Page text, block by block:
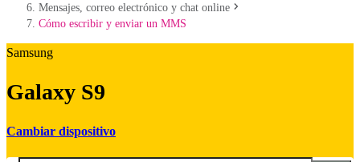
Mensajes, correo electrónico y chat online
Cómo escribir y enviar un MMS
Samsung
Galaxy S9
Cambiar dispositivo